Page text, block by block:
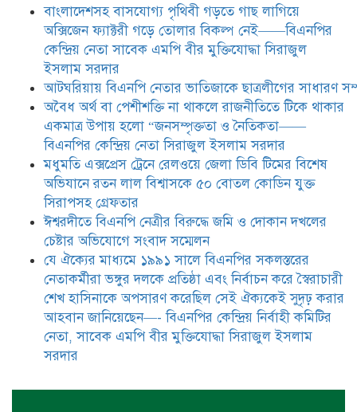
যে ঐক্যের মাধ্যমে ১৯৯১ সালে
বিএনপির সকলস্তরের নেতাকর্মীরা ভঙ্গুর
দলকে প্রতিষ্ঠা এবং নির্বাচন করে
স্বৈরাচারী শেখ হাসিনাকে অপসারণ
করেছিল সেই ঐক্যকেই সুদৃঢ় করার
আহবান জানিয়েছেন—- বিএনপির কেন্দ্রিয় নির্বাহী কমিটির নেতা,
সাবেক এমপি বীর মুক্তিযোদ্ধা সিরাজুল ইসলাম সরদার
বাংলাদেশসহ বাসযোগ্য পৃথিবী গড়তে গাছ লাগিয়ে
অক্সিজেন ফ্যাক্টরী গড়ে তোলার বিকল্প নেই——বিএনপির
কেন্দ্রিয় নেতা সাবেক এমপি বীর মুক্তিযোদ্ধা সিরাজুল
ইসলাম সরদার
আটঘরিয়ায় বিএনপি নেতার ভাতিজাকে ছাত্রলীগের সাধারণ
​​অবৈধ অর্থ বা পেশীশক্তি না থাকলে রাজনীতিতে টিকে থাকার
একমাত্র উপায় হলো “জনসম্পৃক্ততা ও নৈতিকতা——
বিএনপির কেন্দ্রিয় নেতা সিরাজুল ইসলাম সরদার
মধুমতি এক্সপ্রেস ট্রেনে রেলওয়ে জেলা ডিবি টিমের বিশেষ
অভিযানে রতন লাল বিশ্বাসকে ৫০ বোতল কোডিন যুক্ত
সিরাপসহ গ্রেফতার
ঈশ্বরদীতে বিএনপি নেত্রীর বিরুদ্ধে জমি ও দোকান দখলের
চেষ্টার অভিযোগে সংবাদ সম্মেলন
যে ঐক্যের মাধ্যমে ১৯৯১ সালে বিএনপির সকলস্তরের
নেতাকর্মীরা ভঙ্গুর দলকে প্রতিষ্ঠা এবং নির্বাচন করে স্বৈরাচারী
শেখ হাসিনাকে অপসারণ করেছিল সেই ঐক্যকেই সুদৃঢ় করার
আহবান জানিয়েছেন—- বিএনপির কেন্দ্রিয় নির্বাহী কমিটির
নেতা, সাবেক এমপি বীর মুক্তিযোদ্ধা সিরাজুল ইসলাম
সরদার